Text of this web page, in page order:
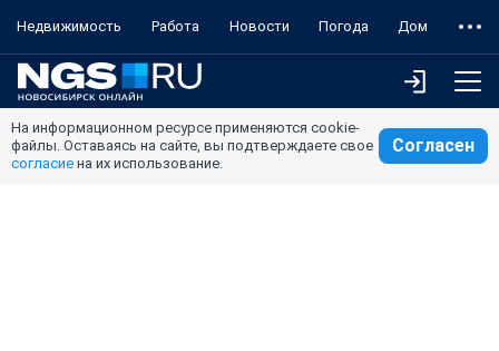
Недвижимость Работа Новости Погода Дом
На информационном ресурсе применяются cookie-
файлы. Оставаясь на сайте, вы подтверждаете свое
согласие на их использование.
Согласен